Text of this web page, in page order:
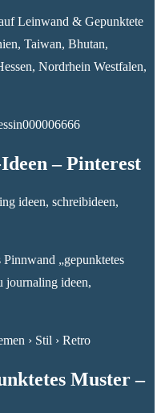
Leinwand & Gepunktete
Taiwan, Bhutan,
Nordrhein Westfalen,
– Pinterest
ideen, schreibideen,
„gepunktetes
journaling ideen,
› Stil › Retro
Muster –